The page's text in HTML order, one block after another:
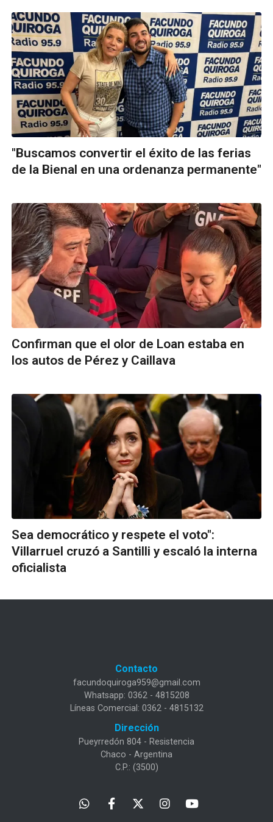
"Buscamos convertir el éxito de las ferias
de la Bienal en una ordenanza permanente"
Confirman que el olor de Loan estaba en
los autos de Pérez y Caillava
Sea democrático y respete el voto":
Villarruel cruzó a Santilli y escaló la interna
oficialista
Contacto
facundoquiroga959@gmail.com
Whatsapp: 0362 - 4815208
Líneas Comercial: 0362 - 4815132
Dirección
Pueyrredón 804 - Resistencia
Chaco - Argentina
C.P.: (3500)